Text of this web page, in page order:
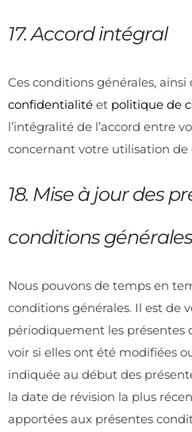
17. Accord intégral
Ces conditions générales, ainsi
confidentialité et politique de
l’intégralité de l’accord entre
concernant votre utilisation de
18. Mise à jour des
conditions générales
Nous pouvons de temps en
conditions générales. Il est de
périodiquement les présentes
voir si elles ont été modifiées
indiquée au début des
la date de révision la plus
apportées aux présentes